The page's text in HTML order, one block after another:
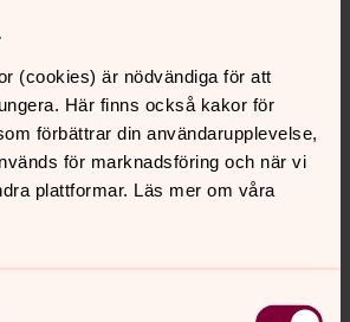
(cookies) är nödvändiga för att
Här finns också kakor för
förbättrar din användarupplevelse,
för marknadsföring och när vi
plattformar. Läs mer om våra